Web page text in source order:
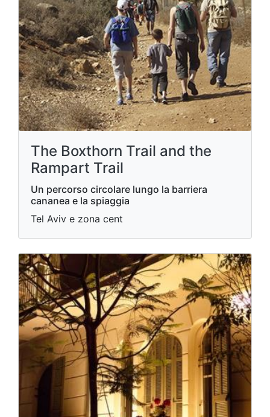
The Boxthorn Trail and the
Rampart Trail
Un percorso circolare lungo la barriera
cananea e la spiaggia
Tel Aviv e zona cent